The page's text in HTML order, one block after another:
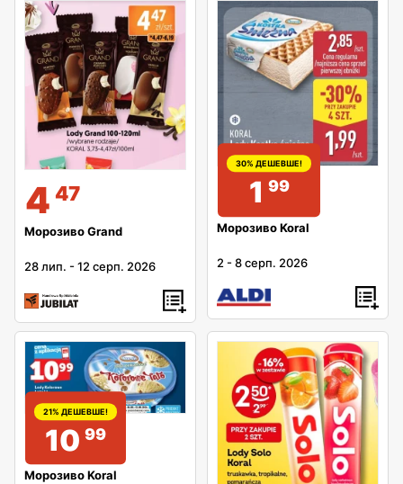
4 47
Морозиво Grand
28 лип. -12 серп. 2026
30% ДЕШЕВШЕ!
1 99
Морозиво Koral
2 -8 серп. 2026
21% ДЕШЕВШЕ!
10 99
Морозиво Koral